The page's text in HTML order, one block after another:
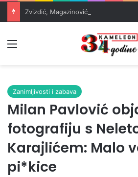
Zanimljivosti i zabava
Milan Pavlović
fotografiju s
Karajlićem: Malo
pi*kice